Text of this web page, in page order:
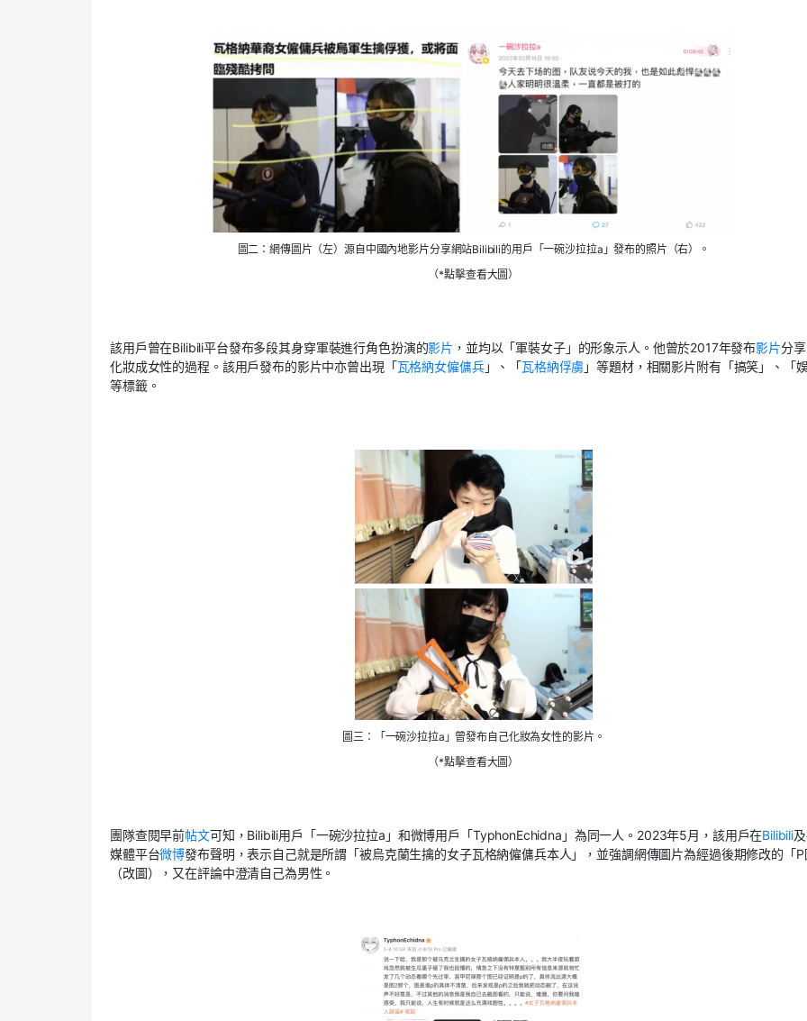
圖二：網傳圖片（左）源自中國內地影片分享網站Bilibili的用戶「一碗沙拉拉a」發布的照片（右）。
（*點擊查看大圖）
該用戶曾在Bilibili平台發布多段其身穿軍裝進行角色扮演的影片 ，並均以「軍裝女子」的形象示人。他曾於2017年發布影片分
化妝成女性的過程。該用戶發布的影片中亦曾出現「瓦格納女僱傭兵」、「瓦格納俘虜 」等題材，相關影片附有「搞笑」、「娛
等標籤。
圖三：「一碗沙拉拉a」曾發布自己化妝為女性的影片。
（*點擊查看大圖）
團隊查閱早前帖文可知， Bilibili用戶「一碗沙拉拉a 」和微博用戶「TyphonEchidna 」為同一人。 2023年5月，該用戶在Bilibili
媒體平台微博發布聲明，表示自己就是所謂「被烏克蘭生擒的女子瓦格納僱傭兵本人」，並強調網傳圖片為經過後期修改的「P
（改圖），又在評論中澄清自己為男性。